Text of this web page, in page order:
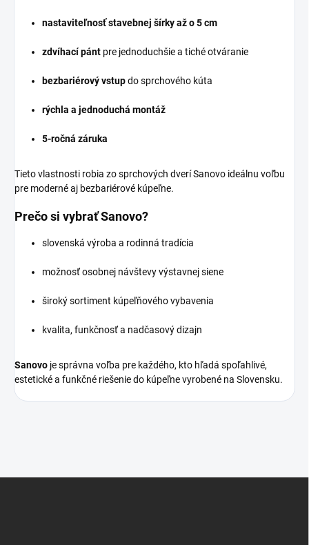
nastaviteľnosť stavebnej šírky až o 5 cm
zdvíhací pánt pre jednoduchšie a tiché otváranie
bezbariérový vstupdo sprchového kúta
rýchla a jednoduchá montáž
5-ročná záruka
Tieto vlastnosti robia zo sprchových dverí Sanovo ideálnu voľbu
pre moderné aj bezbariérové kúpeľne.
Prečo si vybrať Sanovo?
slovenská výroba a rodinná tradícia
možnosť osobnej návštevy výstavnej siene
široký sortiment kúpeľňového vybavenia
kvalita, funkčnosť a nadčasový dizajn
Sanovo je správna voľba pre každého, kto hľadá spoľahlivé,
estetické a funkčné riešenie do kúpeľne vyrobené na Slovensku.